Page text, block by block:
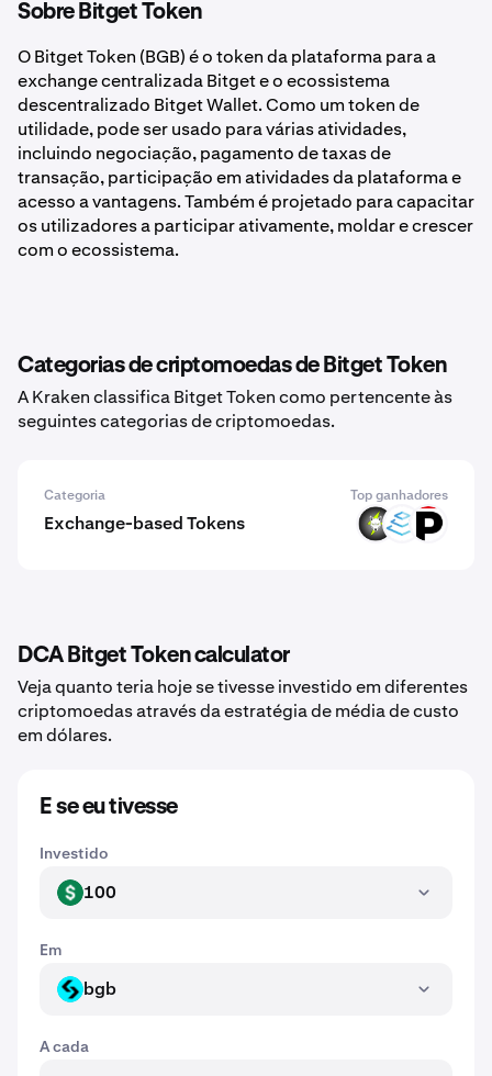
Sobre Bitget Token
O Bitget Token (BGB) é o token da plataforma para a
exchange centralizada Bitget e o ecossistema
descentralizado Bitget Wallet. Como um token de
utilidade, pode ser usado para várias atividades,
incluindo negociação, pagamento de taxas de
transação, participação em atividades da plataforma e
acesso a vantagens. Também é projetado para capacitar
os utilizadores a participar ativamente, moldar e crescer
com o ecossistema.
Categorias de criptomoedas de Bitget Token
A Kraken classifica Bitget Token como pertencente às
seguintes categorias de criptomoedas.
Categoria Top ganhadores
Exchange-based Tokens VOLT ICPX XPRT
DCA Bitget Token calculator
Veja quanto teria hoje se tivesse investido em diferentes
criptomoedas através da estratégia de média de custo
em dólares.
E se eu tivesse
Investido
USD 100
Em
BGB bgb
A cada